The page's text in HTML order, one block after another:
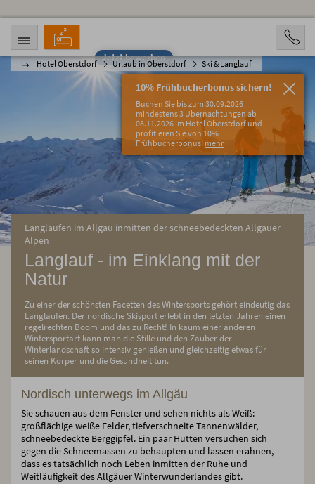
Jetzt bewerben
Hotel Oberstdorf Urlaub in Oberstdorf Ski & Langlauf
10% Frühbucherbonus sichern!
Buchen Sie bis zum 30.09.2026
mindestens 3 Übernachtungen ab
08.11.2026 im Hotel Oberstdorf und
profitieren Sie von 10%
Frühbucherbonus! mehr
ANREISE ABREISE
13.08.2026
BUCHEN
Langlaufen im Allgäu inmitten der schneebedeckten Allgäuer
Alpen
Langlauf - im Einklang mit der
Natur
Zu einer der schönsten Facetten des Wintersports gehört eindeutig das
Langlaufen. Der nordische Skisport erlebt in den letzten Jahren einen
regelrechten Boom und das zu Recht! In kaum einer anderen
Wintersportart kann man die Stille und den Zauber der
Winterlandschaft so intensiv genießen und gleichzeitig etwas für
seinen Körper und die Gesundheit tun.
Nordisch unterwegs im Allgäu
Sie schauen aus dem Fenster und sehen nichts als Weiß:
großflächige weiße Felder, tiefverschneite Tannenwälder,
schneebedeckte Berggipfel. Ein paar Hütten versuchen sich
gegen die Schneemassen zu behaupten und lassen erahnen,
dass es tatsächlich noch Leben inmitten der Ruhe und
Weitläufigkeit des Allgäuer Winterwunderlandes gibt.